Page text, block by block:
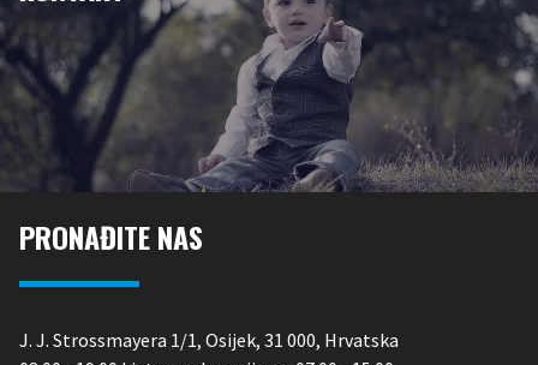
PRONAĐITE NAS
J. J. Strossmayera 1/1, Osijek, 31 000, Hrvatska